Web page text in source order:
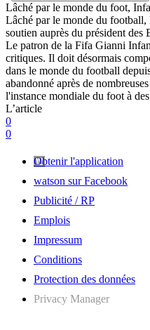
Lâché par le monde du foot,
Lâché par le monde du football,
soutien auprès du président des
Le patron de la Fifa Gianni
critiques. Il doit désormais
dans le monde du football
abandonné après de
l'instance mondiale du foot à
L’article
0
0
Obtenir l'application
watson sur Facebook
Publicité / RP
Emplois
Impressum
Conditions
Protection des données
Privacy Manager